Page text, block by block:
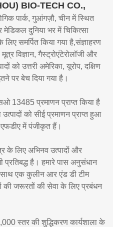
BIO-TECH CO.,
पार्क, गुआंगज़ौ, चीन में स्थित
दुनिया भर में चिकित्सा
समर्पित किया गया है,संज्ञाहरण
विज्ञान, गैस्ट्रोएंटेरोलॉजी और
को उत्तरी अमेरिका, यूरोप, दक्षिण
पर बेच दिया गया है।
13485 प्रमाणन प्राप्त किया है
को सीई प्रमाणन प्राप्त हुआ
में पंजीकृत हैं।
के लिए अभिनव उत्पादों और
प्रतिबद्ध है। हमारे पास अनुसंधान
एक कुलीन आर एंड डी टीम
की जरूरतों की सेवा के लिए प्रबंधन
स्तर की शुद्धिकरण कार्यशाला के